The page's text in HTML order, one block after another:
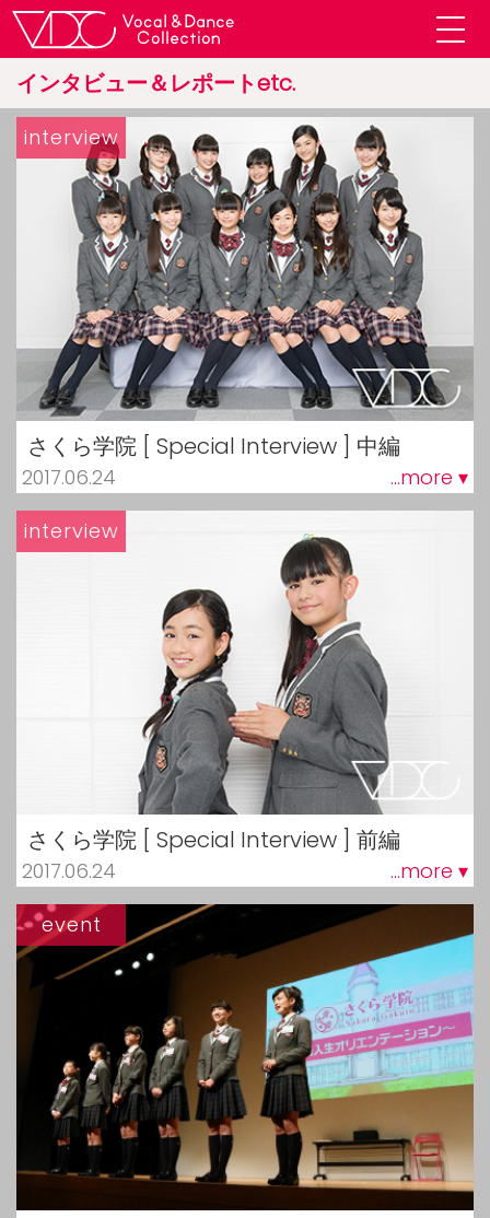
インタビュー＆レポートetc.
さくら学院 [ Special Interview ] 中編
2017.06.24 ...more ▾
interview
さくら学院 [ Special Interview ] 前編
2017.06.24 ...more ▾
interview
event